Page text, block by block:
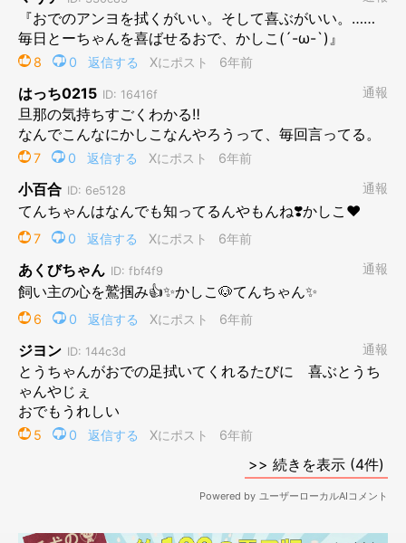
知ってるで